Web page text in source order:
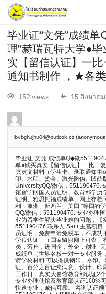
毕业证“文凭”成绩
理”赫瑞瓦特大学●
实【留信认证】一
通知书制作 ，★各
152 views 15 สิงหาคม
ibvbghujhu04@outlook.cz
毕业证“文凭”成绩单Q◆微
单●购买真实【留信认证】一比一
类英文材料（学生卡、录取通知书
印、水印、烫金、激光防伪、凹
UniversityQQ/微信：551190476.
馆留学回国人员证明、教育部学历
证明、雅思托福成绩单、网上存档
利，澳洲、新西兰、美国 ”等国的
QQ/微信：551190476. 专业办理
业为留学生解决毕业难的问题，【
551190476 联系人:Sam 主营项目
员证明，免费申请免税车，不成
学位认证。（国家留服网上可查、
员，落户，进国企，外企，创业–
成绩单（世界名校一对一专业服务
请学校材料 可以提供钢印、水印
证、百分之百让您满意、设计，印
工作日，真实大使馆教育部认证2
专业办理使馆及教育部认证100%
快速专业，诚信可靠。 咨询认证